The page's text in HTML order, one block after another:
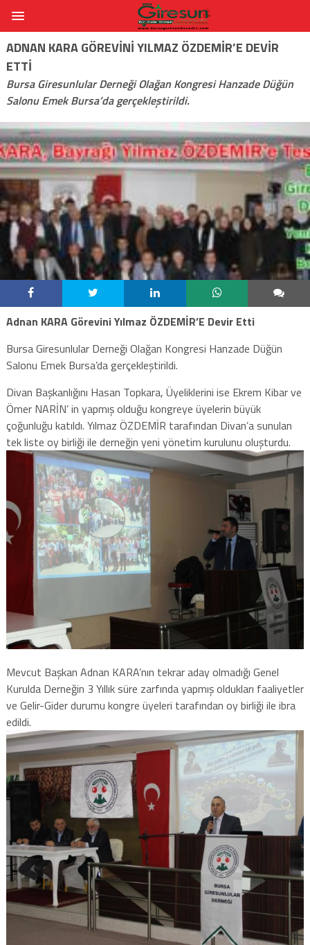
ADNAN KARA GÖREVINI YILMAZ ÖZDEMİR’E DEVIR
ETTI
Bursa Giresunlular Derneği Olağan Kongresi Hanzade Düğün
Salonu Emek Bursa’da gerçekleştirildi.
Adnan KARA Görevini Yılmaz ÖZDEMİR’E Devir Etti
Bursa Giresunlular Derneği Olağan Kongresi Hanzade Düğün
Salonu Emek Bursa’da gerçekleştirildi.
Divan Başkanlığını Hasan Topkara, Üyeliklerini ise Ekrem Kibar ve
Ömer NARİN’ in yapmış olduğu kongreye üyelerin büyük
çoğunluğu katıldı. Yılmaz ÖZDEMİR tarafından Divan’a sunulan
tek liste oy birliği ile derneğin yeni yönetim kurulunu oluşturdu.
Mevcut Başkan Adnan KARA’nın tekrar aday olmadığı Genel
Kurulda Derneğin 3 Yıllık süre zarfında yapmış oldukları faaliyetler
ve Gelir-Gider durumu kongre üyeleri tarafından oy birliği ile ibra
edildi.